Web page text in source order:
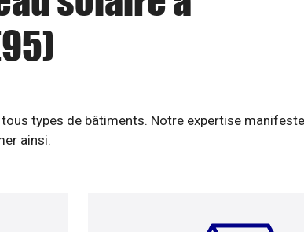
types de bâtiments. Notre expertise
ainsi.